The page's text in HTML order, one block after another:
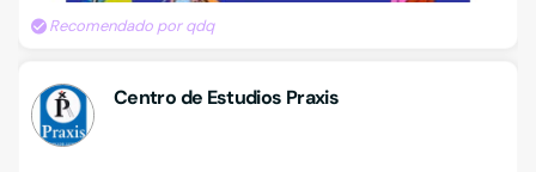
Recomendado por qdq
Centro de Estudios Praxis